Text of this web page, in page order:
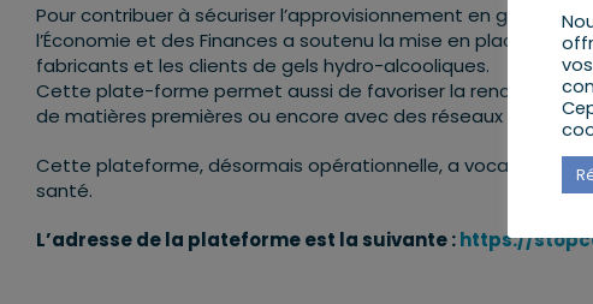
Pour contribuer à sécuriser l’approvisionnement en gel
l’Économie et des Finances a soutenu la mise en place
fabricants et les clients de gels hydro-alcooliques.
Cette plate-forme permet aussi de favoriser la rencontre
de matières premières ou encore avec des réseaux de
Cette plateforme, désormais opérationnelle, a vocation à
santé.
L’adresse de la plateforme est la suivante :https://